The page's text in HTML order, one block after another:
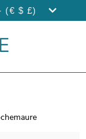
(€ $ £)